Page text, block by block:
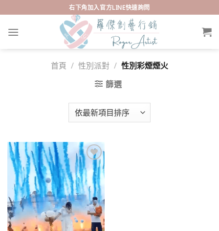
to
content
右下角加入官方LINE快速詢問
首頁 / 性別派對 / 性別彩煙煙火
篩選
Add to
wishlist